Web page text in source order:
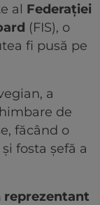
al Federației
(FIS), o
fi pusă pe
a
de
făcând o
fosta șefă a
reprezentant